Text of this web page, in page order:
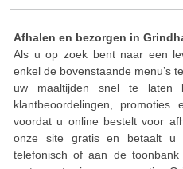
Afhalen en bezorgen in
Als u op zoek bent naar een
enkel de bovenstaande menu’s
uw maaltijden snel te laten
klantbeoordelingen, promoties
voordat u online bestelt voor
onze site gratis en betaalt u
telefonisch of aan de